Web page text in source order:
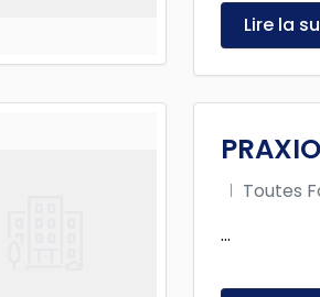
Lire la
Toutes
...